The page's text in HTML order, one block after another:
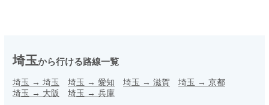
埼玉から行ける路線一覧
埼玉 → 埼玉 埼玉 → 愛知 埼玉 → 滋賀 埼玉 → 京都
埼玉 → 大阪 埼玉 → 兵庫